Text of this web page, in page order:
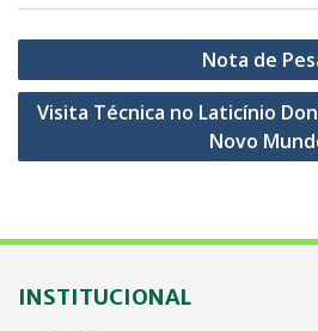
Navegação
de
Post
Nota de
Visita Técnica no Laticínio
Novo
INSTITUCIONAL